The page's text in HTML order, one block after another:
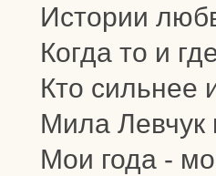
Истории
Когда то и
Кто сильнее
Мила Левчук
Мои года -